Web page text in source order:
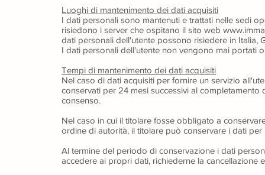
Luoghi di mantenimento dei dati acquisiti
I dati personali sono mantenuti e trattati nelle sedi
risiedono i server che ospitano il sito web
dati personali dell'utente possono risiedere in Italia,
I dati personali dell'utente non vengono mai portati
Tempi di mantenimento dei dati acquisiti
Nel caso di dati acquisiti per fornire un servizio
conservati per 24 mesi successivi al
consenso.
Nel caso in cui il titolare fosse obbligato a
ordine di autorità, il titolare può conservare i dati
Al termine del periodo di conservazione i dati
accedere ai propri dati, richiederne la cancellazione